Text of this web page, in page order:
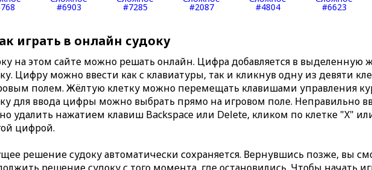
#6903 #7285 #2087 #4804 #6623
играть в онлайн судоку
на этом сайте можно решать онлайн. Цифра добавляется в выделенную
Цифру можно ввести как с клавиатуры, так и кликнув одну из девяти
полем. Жёлтую клетку можно перемещать клавишами управления
для ввода цифры можно выбрать прямо на игровом поле. Неправильно
удалить нажатием клавиш Backspace или Delete, кликом по клетке "X"
цифрой.
решение судоку автоматически сохраняется. Вернувшись позже, вы